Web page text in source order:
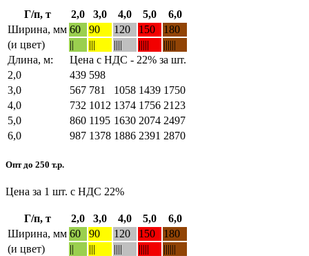
Г/п, т 2,0 3,0 4,0 5,0
6,0
Ширина, мм 60 90 120 150
180
(и цвет)
|| ||| |||| |||||
||||||
Длина, м:
Цена с НДС - 22% за шт.
2,0
439 598
3,0
567 781 1058 1439 1750
4,0
732 1012 1374 1756 2123
5,0
860 1195 1630 2074 2497
6,0
987 1378 1886 2391 2870
Опт до 250 т.р.
Цена за 1 шт. с НДС 22%
Г/п, т 2,0 3,0 4,0 5,0
6,0
Ширина, мм 60 90 120 150
180
(и цвет)
|| ||| |||| |||||
||||||